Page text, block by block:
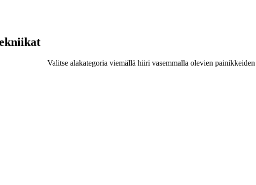
Valitse alakategoria viemällä hiiri vasemmalla olevien painikkeiden